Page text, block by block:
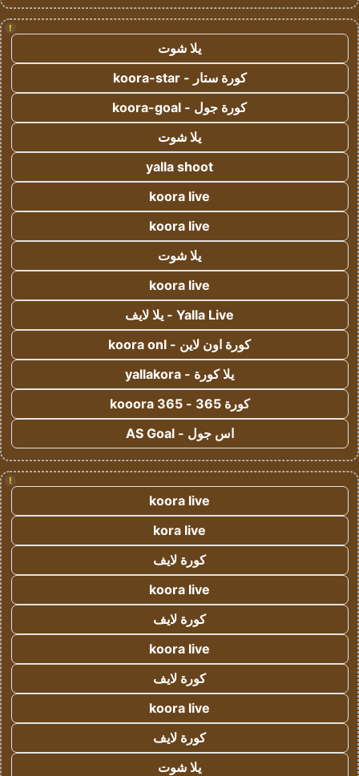
!
يلا شوت
كورة ستار - koora-star
كورة جول - koora-goal
يلا شوت
yalla shoot
koora live
koora live
يلا شوت
koora live
Yalla Live - يلا لايف
كورة اون لاين - koora onl
يلا كورة - yallakora
كورة 365 - kooora 365
اس جول - AS Goal
!
koora live
kora live
كورة لايف
koora live
كورة لايف
koora live
كورة لايف
koora live
كورة لايف
يلا شوت